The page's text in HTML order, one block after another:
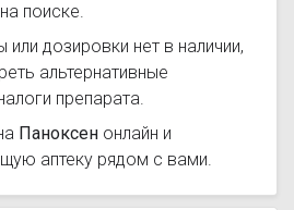
поиске.
дозировки нет в наличии,
альтернативные
препарата.
Паноксен онлайн и
аптеку рядом с вами.